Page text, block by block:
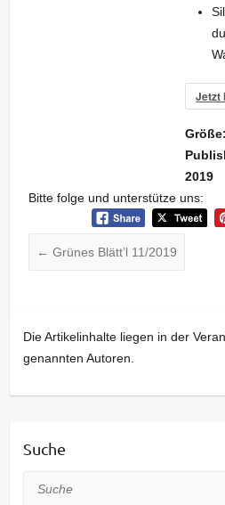
Jetzt
2019
Bitte folge und unterstütze uns:
← Grünes Blätt’l 11/2019
Die Artikelinhalte liegen in der
genannten Autoren.
Suche
Suche